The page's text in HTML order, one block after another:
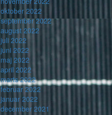
oktober 2022
september 2022
august 2022
juli 2022
juni 2022
maj 2022
april 2022
marts 2022
februar 2022
januar 2022
december 2021